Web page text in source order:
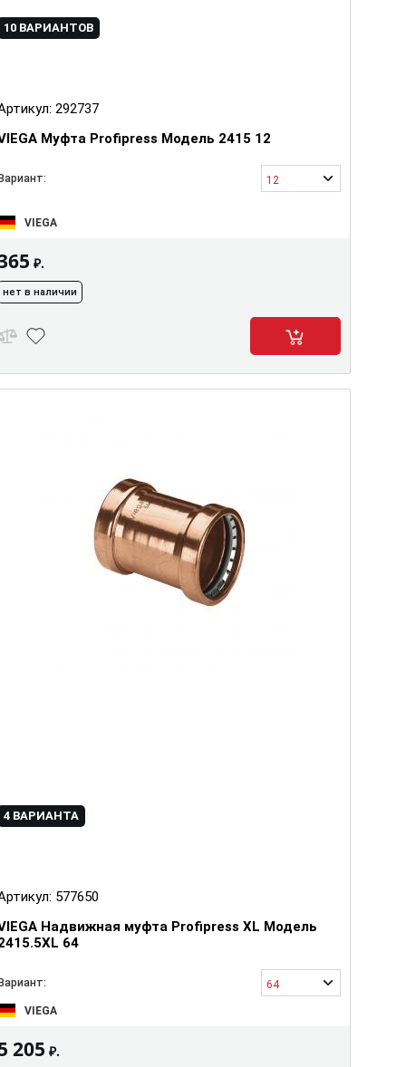
10 ВАРИАНТОВ
292737
Муфта Profipress Модель 2415 12
12
VIEGA
₽.
нет в наличии
4 ВАРИАНТА
577650
Надвижная муфта Profipress XL Модель
64
64
VIEGA
205 ₽.